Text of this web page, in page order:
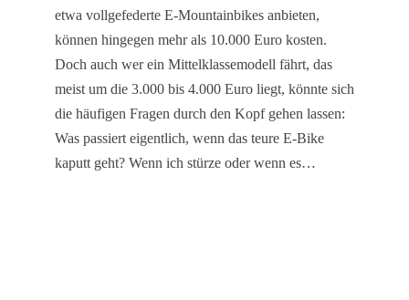
etwa vollgefederte E-Mountainbikes anbieten,
können hingegen mehr als 10.000 Euro kosten.
Doch auch wer ein Mittelklassemodell fährt, das
meist um die 3.000 bis 4.000 Euro liegt, könnte sich
die häufigen Fragen durch den Kopf gehen lassen:
Was passiert eigentlich, wenn das teure E-Bike
kaputt geht? Wenn ich stürze oder wenn es…